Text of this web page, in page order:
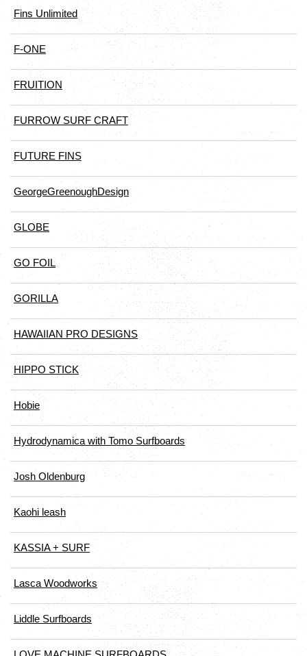
Fins Unlimited
F-ONE
FRUITION
FURROW SURF CRAFT
FUTURE FINS
GeorgeGreenoughDesign
GLOBE
GO FOIL
GORILLA
HAWAIIAN PRO DESIGNS
HIPPO STICK
Hobie
Hydrodynamica with Tomo Surfboards
Josh Oldenburg
Kaohi leash
KASSIA + SURF
Lasca Woodworks
Liddle Surfboards